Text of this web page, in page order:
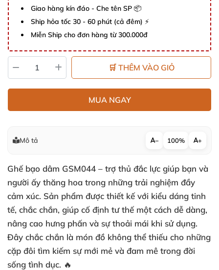
Giao hàng kín đáo - Che tên SP 📦
Ship hỏa tốc 30 - 60 phút (cả đêm) ⚡
Miễn Ship cho đơn hàng từ 300.000đ
🛒 THÊM VÀO GIỎ
MUA NGAY
Mô tả − 100% +
Ghế bạo dâm GSM044 – trợ thủ đắc lực giúp bạn và
người ấy thăng hoa trong những trải nghiệm đầy
cảm xúc. Sản phẩm được thiết kế với kiểu dáng tinh
tế, chắc chắn, giúp cố định tư thế một cách dễ dàng,
nâng cao hưng phấn và sự thoải mái khi sử dụng.
Đây chắc chắn là món đồ không thể thiếu cho những
cặp đôi tìm kiếm sự mới mẻ và đam mê trong đời
sống tình dục. 🔥